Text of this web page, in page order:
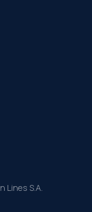
Lines S.A.